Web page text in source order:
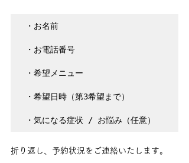
・お名前
・お電話番号
・希望メニュー
・希望日時（第3希望まで）
・気になる症状 / お悩み（任意）
折り返し、予約状況をご連絡いたします。